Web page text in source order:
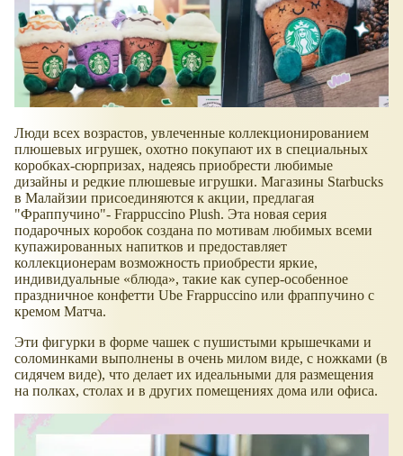
Люди всех возрастов, увлеченные коллекционированием
плюшевых игрушек, охотно покупают их в специальных
коробках-сюрпризах, надеясь приобрести любимые
дизайны и редкие плюшевые игрушки. Магазины Starbucks
в Малайзии присоединяются к акции, предлагая
"Фраппучино"- Frappuccino Plush. Эта новая серия
подарочных коробок создана по мотивам любимых всеми
купажированных напитков и предоставляет
коллекционерам возможность приобрести яркие,
индивидуальные
блюда , такие как супер-особенное
праздничное конфетти Ube Frappuccino или фраппучино с
кремом Матча.
Эти фигурки в форме чашек с пушистыми крышечками и
соломинками выполнены в очень милом виде, с ножками (в
сидячем виде), что делает их идеальными для размещения
на полках, столах и в других помещениях дома или офиса.